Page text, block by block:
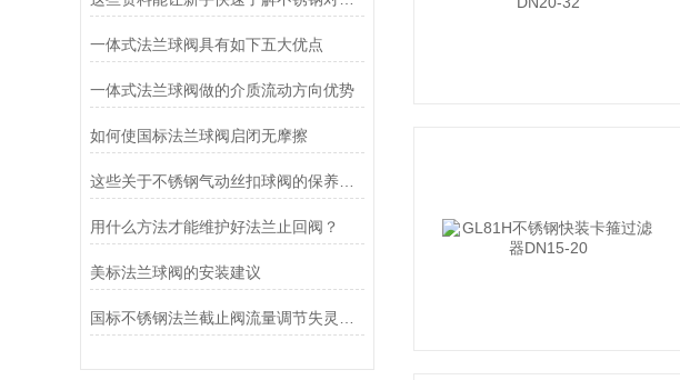
一体式法兰球阀具有如下五大优点
一体式法兰球阀做的介质流动方向优势
如何使国标法兰球阀启闭无摩擦
这些关于不锈钢气动丝扣球阀的保养常识，你一定要知道
用什么方法才能维护好法兰止回阀？
美标法兰球阀的安装建议